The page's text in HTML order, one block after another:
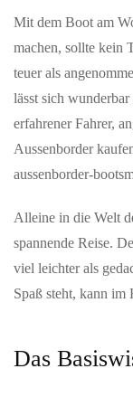
-und auf Tour in
ihrer aktuellen
The Wow!…
Hochkarätige
Renommierte
Public Viewing
Fussballnacht
FCS Arena.Freue
Mit dem Boot am
machen, sollte kein
teuer als
lässt sich
erfahrener Fahrer,
Aussenborder
aussenborder-
Alleine in die Welt
spannende Reise.
viel leichter als
Spaß steht, kann im
Das